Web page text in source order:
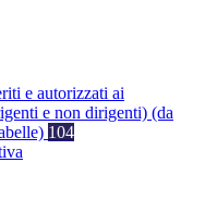
e autorizzati ai
e non dirigenti) (da
104